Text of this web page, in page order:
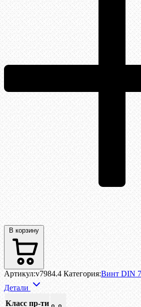
В корзину
Артикул:v7984.4 Категория:Винт DIN
Детали
Класс пр-ти